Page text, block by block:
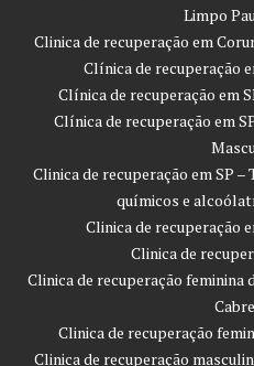
Limpo
Clinica de recuperação em
Clínica de recuperação
Clínica de recuperação em
Clínica de recuperação em
Clinica de recuperação em SP
químicos e
Clinica de recuperação
Clinica de
Clinica de recuperação feminina
Clinica de recuperação
Clinica de recuperação